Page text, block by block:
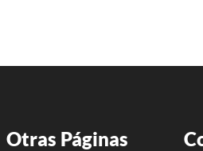
Otras Páginas